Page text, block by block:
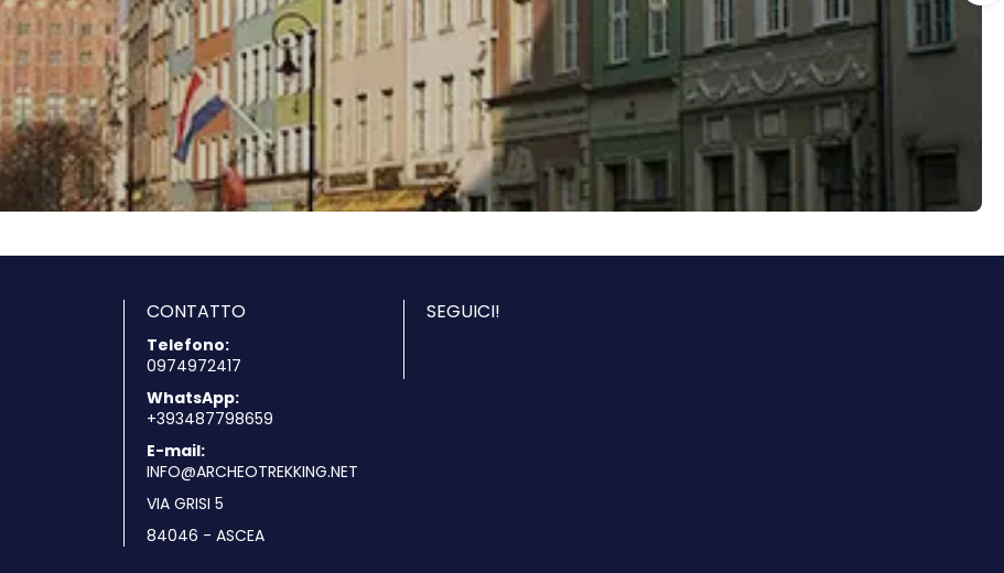
CONTATTO
Telefono:
0974972417
WhatsApp:
+393487798659
E-mail:
INFO@ARCHEOTREKKING.NET
VIA GRISI 5
84046 - ASCEA
SEGUICI!